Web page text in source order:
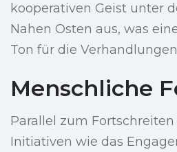
kooperativen Geist unter
Nahen Osten aus, was
Ton für die
Menschliche
Parallel zum Fortschreiten
Initiativen wie das